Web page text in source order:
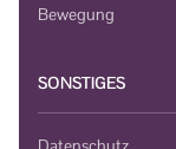
Bewegung
SONSTIGES